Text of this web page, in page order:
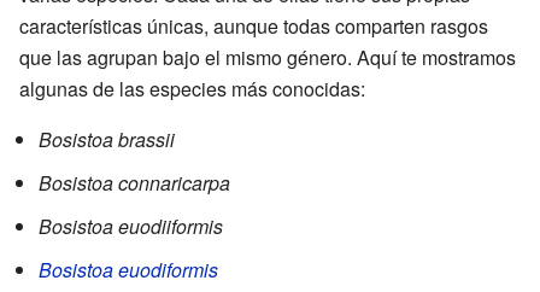
características únicas, aunque todas comparten rasgos
que las agrupan bajo el mismo género. Aquí te mostramos
algunas de las especies más conocidas:
Bosistoa brassii
Bosistoa connaricarpa
Bosistoa euodiiformis
Bosistoa euodiformis